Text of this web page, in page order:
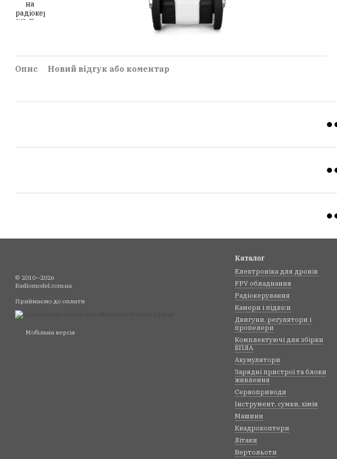
Опис Новий відгук або коментар
© 2010—2026
Radiomodel.com.ua
Приймаємо до оплати
Мобільна версія
Каталог
Електроніка для дронів
FPV обладнання
Радіокерування
Камери і підвіси
Двигуни, регулятори і
пропелери
Комплектуючі для збірки
БПЛА
Акумулятори
Зарядні пристрої та блоки
живлення
Сервоприводи
Інструмент, сумки, хімія
Машини
Квадрокоптери
Літаки
Вертольоти